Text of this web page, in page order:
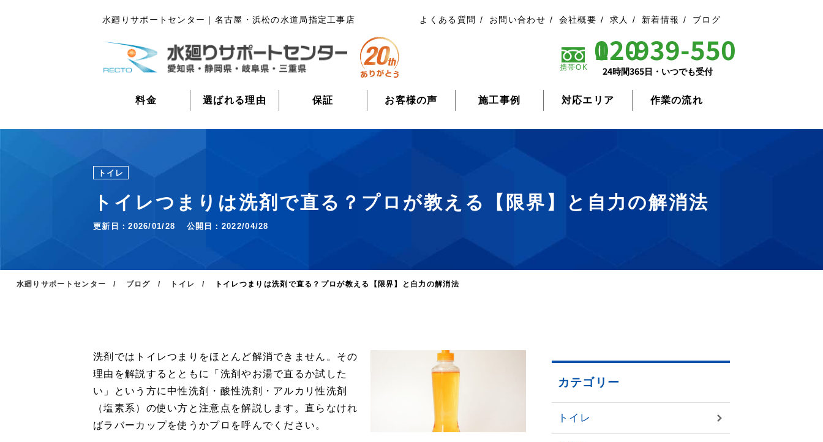
水廻りサポートセンター｜名古屋・浜松の水道局指定工事店 よくある質問 お問い合わせ 会社概要 求人 新着情報 ブログ
携帯OK
0120-939-550
24時間365日・いつでも受付
料金 選ばれる理由 保証 お客様の声 施工事例 対応エリア 作業の流れ
トイレ
トイレつまりは洗剤で直る？プロが教える【限界】と自力の解消法
更新日：2026/01/28 公開日： 2022/04/28
水廻りサポートセンター ブログ トイレ トイレつまりは洗剤で直る？プロが教える【限界】と自力の解消法
洗剤ではトイレつまりをほとんど解消できません。その
理由を解説するとともに「洗剤やお湯で直るか試した
い」という方に中性洗剤・酸性洗剤・アルカリ性洗剤
（塩素系）の使い方と注意点を解説します。直らなけれ
ばラバーカップを使うかプロを呼んでください。
カテゴリー
トイレ